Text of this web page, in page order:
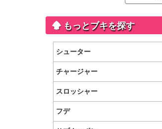
もっとブキを探す
シューター
チャージャー
スロッシャー
フデ